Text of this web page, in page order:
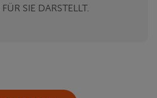
SIE DARSTELLT.